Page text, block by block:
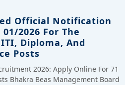
Official Notification
2026 For The
Diploma, And
Posts
2026: Apply Online For 71
Bhakra Beas Management Board